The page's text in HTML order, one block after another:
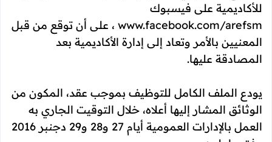
للأكاديمية على فيسبوك
www.facebook.com/arefsm ، على أن توقع من قبل
المعنيين بالأمر وتعاد إلى إدارة الأكاديمية بعد
المصادقة عليها.
يودع الملف الكامل للتوظيف بموجب عقد، المكون من
الوثائق المشار إليها أعلاه، خلال التوقيت الجاري به
العمل بالإدارات العمومية أيام 27 و28 و29 دجنبر 2016